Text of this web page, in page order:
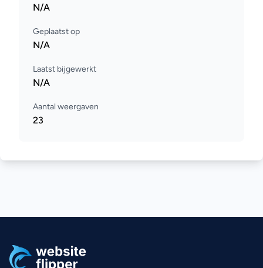
N/A
Geplaatst op
N/A
Laatst bijgewerkt
N/A
Aantal weergaven
23